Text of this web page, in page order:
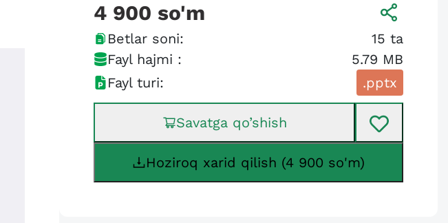
4 900 so'm
Betlar soni: 15 ta
Fayl hajmi :
5.79 MB
Fayl turi:
.pptx
Savatga qo’shish
Hoziroq xarid qilish (4 900 so'm)